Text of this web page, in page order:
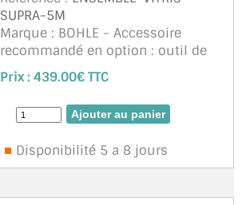
SUPRA-5M
Marque : BOHLE - Accessoire
recommandé en option : outil de
montage ref. BO60HAX52.
Ensemble (coupé par défaut a
2x2m50, autre instruction nous
consulter) de référence Bohle pour
Prix : 439.00€ TTC
Disponibilité 5 a 8 jours